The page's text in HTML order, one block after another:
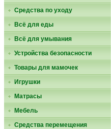
Средства по уходу
Всё для еды
Всё для умывания
Устройства безопасности
Товары для мамочек
Игрушки
Матрасы
Мебель
Средства перемещения